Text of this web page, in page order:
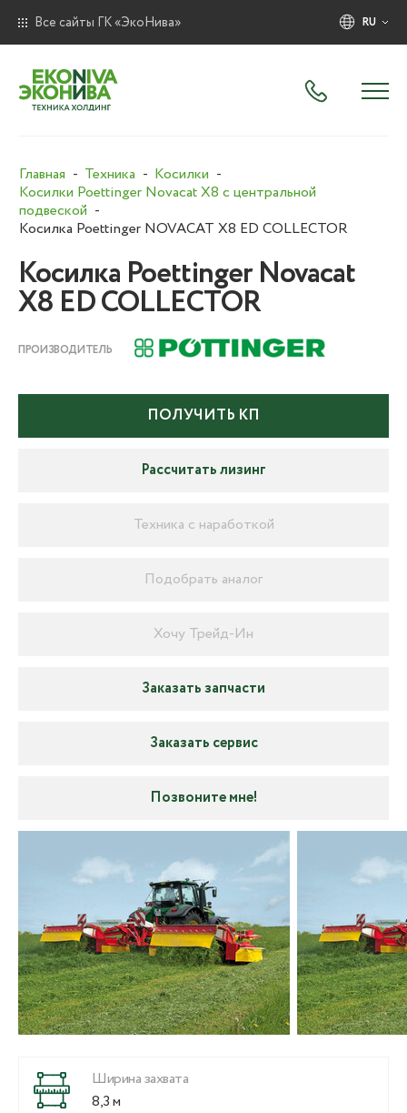
Все сайты ГК «ЭкоНива» RU
Главная Техника
Косилки
Косилки Poettinger Novacat X8 с центральной
подвеской
Косилка Poettinger NOVACAT X8 ED СOLLECTOR
Косилка Poettinger Novacat
X8 ED COLLECTOR
ПРОИЗВОДИТЕЛЬ
ПОЛУЧИТЬ КП
Рассчитать лизинг
Техника с наработкой
Подобрать аналог
Хочу Трейд-Ин
Заказать запчасти
Заказать сервис
Позвоните мне!
Ширина захвата
8,3 м